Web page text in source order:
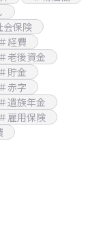
会保険
＃経費
＃老後資金
＃貯金
＃赤字
＃遺族年金
＃雇用保険